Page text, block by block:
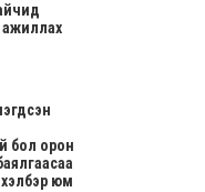
ажиллах
бол орон
юм